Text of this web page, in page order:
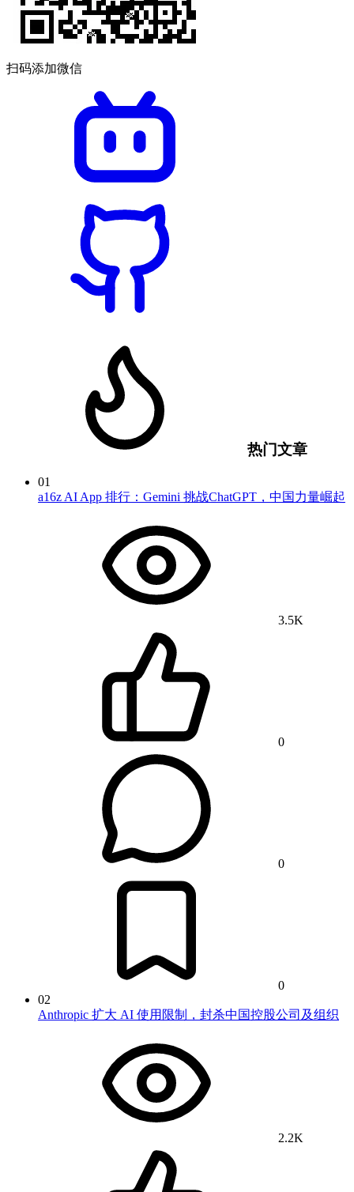
扫码添加微信
热门文章
01
a16z AI App 排行：Gemini 挑战ChatGPT，中国力量崛起
3.5K
0
0
0
02
Anthropic 扩大 AI 使用限制，封杀中国控股公司及组织
2.2K